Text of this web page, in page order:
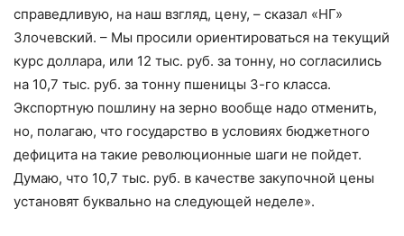
справедливую, на наш взгляд, цену, – сказал «НГ»
Злочевский. – Мы просили ориентироваться на текущий
курс доллара, или 12 тыс. руб. за тонну, но согласились
на 10,7 тыс. руб. за тонну пшеницы 3-го класса.
Экспортную пошлину на зерно вообще надо отменить,
но, полагаю, что государство в условиях бюджетного
дефицита на такие революционные шаги не пойдет.
Думаю, что 10,7 тыс. руб. в качестве закупочной цены
установят буквально на следующей неделе».